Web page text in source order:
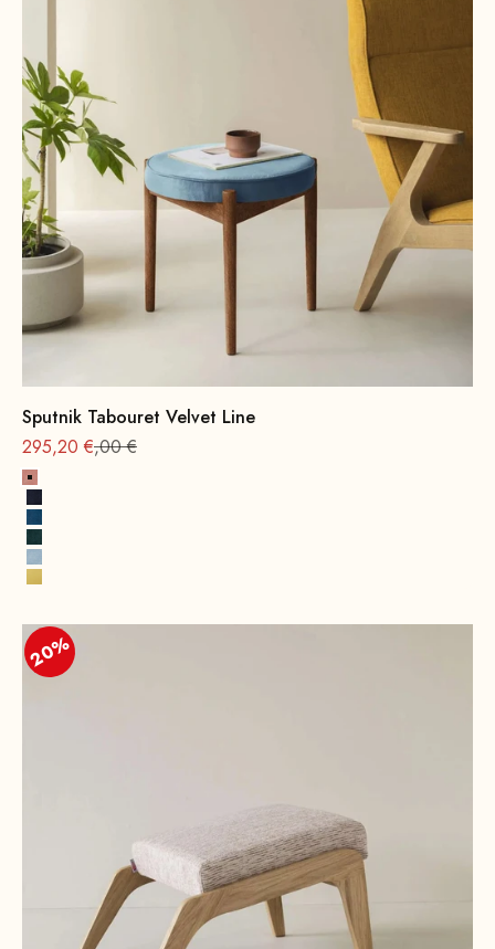
Sputnik Tabouret Velvet Line
Offre à partir de
295,20 €Prix normal : 369
,00 €
Rose
Bleu marine
Bleu royal
Vert chasseur
Bleu glacé
Jaune citron
20%